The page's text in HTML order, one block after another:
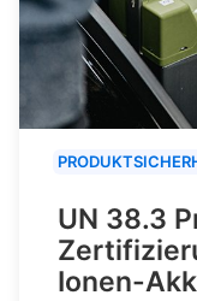
UN 38.3
Ionen-